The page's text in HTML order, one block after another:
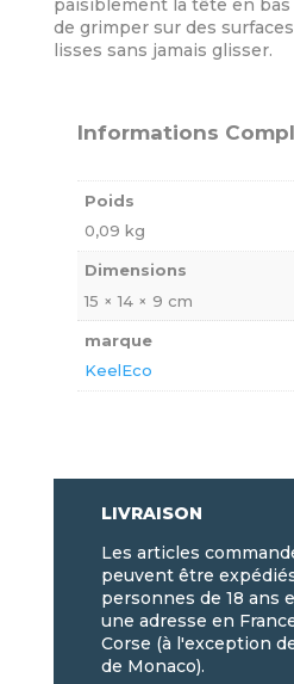
paisiblement la tête en
de grimper sur des
lisses sans jamais glisser.
Informations
Poids
0,09 kg
Dimensions
15 × 14 × 9 cm
marque
KeelEco
LIVRAISON
Les articles
peuvent être
personnes de 18 ans
une adresse en
Corse (à l'exception
de Monaco).